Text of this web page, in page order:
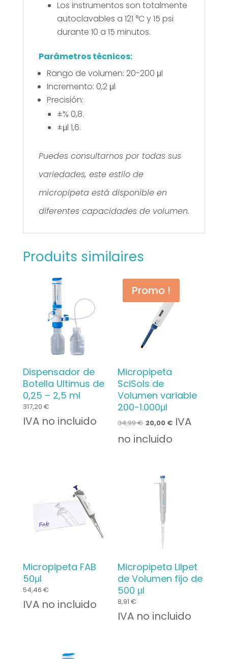
Los instrumentos son totalmente
autoclavables a 121 °C y 15 psi
durante 10 a 15 minutos.
Parámetros técnicos:
Rango de volumen: 20-200 μl
Incremento: 0,2 μl
Precisión:
±% 0,8.
±μl 1,6.
Puedes consultarnos por todas sus
variedades, este estilo de
micropipeta está disponible en
diferentes capacidades de volumen.
Produits similaires
Dispensador de
Botella Ultimus de
0,25 – 2,5 ml
317,20 €
IVA no incluido
Promo !
Micropipeta
SciSols de
Volumen variable
200-1.000μl
34,99€ Le
prix
était :
34,99 €.
20,00 €Le
IVA
no incluido
Micropipeta FAB
50μl
54,46 €
IVA no incluido
Micropipeta Lilpet
de Volumen fijo de
500 μl
8,91€
IVA no incluido